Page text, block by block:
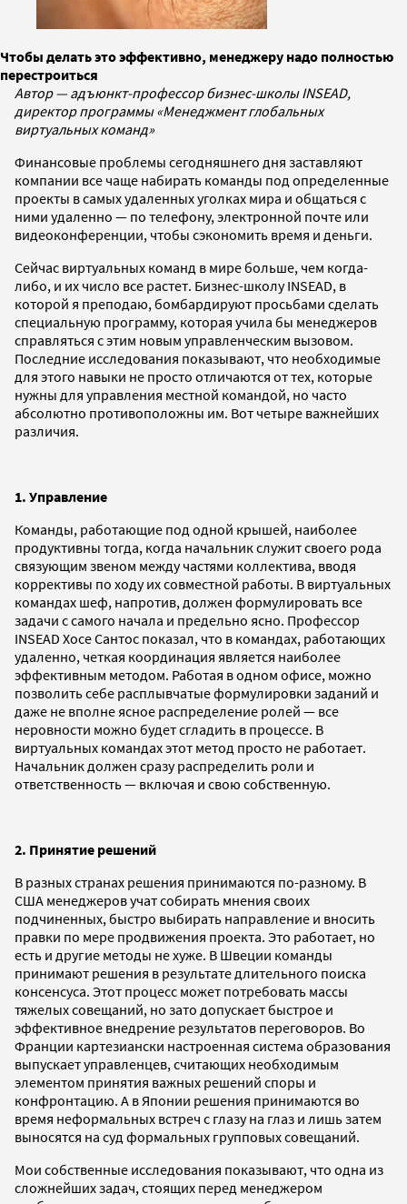
Чтобы делать это эффективно, менеджеру надо полностью
перестроиться
Автор — адъюнкт-профессор бизнес-школы INSEAD,
директор программы «Менеджмент глобальных
виртуальных команд»
Финансовые проблемы сегодняшнего дня заставляют
компании все чаще набирать команды под определенные
проекты в самых удаленных уголках мира и общаться с
ними удаленно — по телефону, электронной почте или
видеоконференции, чтобы сэкономить время и деньги.
Сейчас виртуальных команд в мире больше, чем когда-
либо, и их число все растет. Бизнес-школу INSEAD, в
которой я преподаю, бомбардируют просьбами сделать
специальную программу, которая учила бы менеджеров
справляться с этим новым управленческим вызовом.
Последние исследования показывают, что необходимые
для этого навыки не просто отличаются от тех, которые
нужны для управления местной командой, но часто
абсолютно противоположны им. Вот четыре важнейших
различия.
1. Управление
Команды, работающие под одной крышей, наиболее
продуктивны тогда, когда начальник служит своего рода
связующим звеном между частями коллектива, вводя
коррективы по ходу их совместной работы. В виртуальных
командах шеф, напротив, должен формулировать все
задачи с самого начала и предельно ясно. Профессор
INSEAD Хосе Сантос показал, что в командах, работающих
удаленно, четкая координация является наиболее
эффективным методом. Работая в одном офисе, можно
позволить себе расплывчатые формулировки заданий и
даже не вполне ясное распределение ролей — все
неровности можно будет сгладить в процессе. В
виртуальных командах этот метод просто не работает.
Начальник должен сразу распределить роли и
ответственность — включая и свою собственную.
2. Принятие решений
В разных странах решения принимаются по-разному. В
США менеджеров учат собирать мнения своих
подчиненных, быстро выбирать направление и вносить
правки по мере продвижения проекта. Это работает, но
есть и другие методы не хуже. В Швеции команды
принимают решения в результате длительного поиска
консенсуса. Этот процесс может потребовать массы
тяжелых совещаний, но зато допускает быстрое и
эффективное внедрение результатов переговоров. Во
Франции картезиански настроенная система образования
выпускает управленцев, считающих необходимым
элементом принятия важных решений споры и
конфронтацию. А в Японии решения принимаются во
время неформальных встреч с глазу на глаз и лишь затем
выносятся на суд формальных групповых совещаний.
Мои собственные исследования показывают, что одна из
сложнейших задач, стоящих перед менеджером